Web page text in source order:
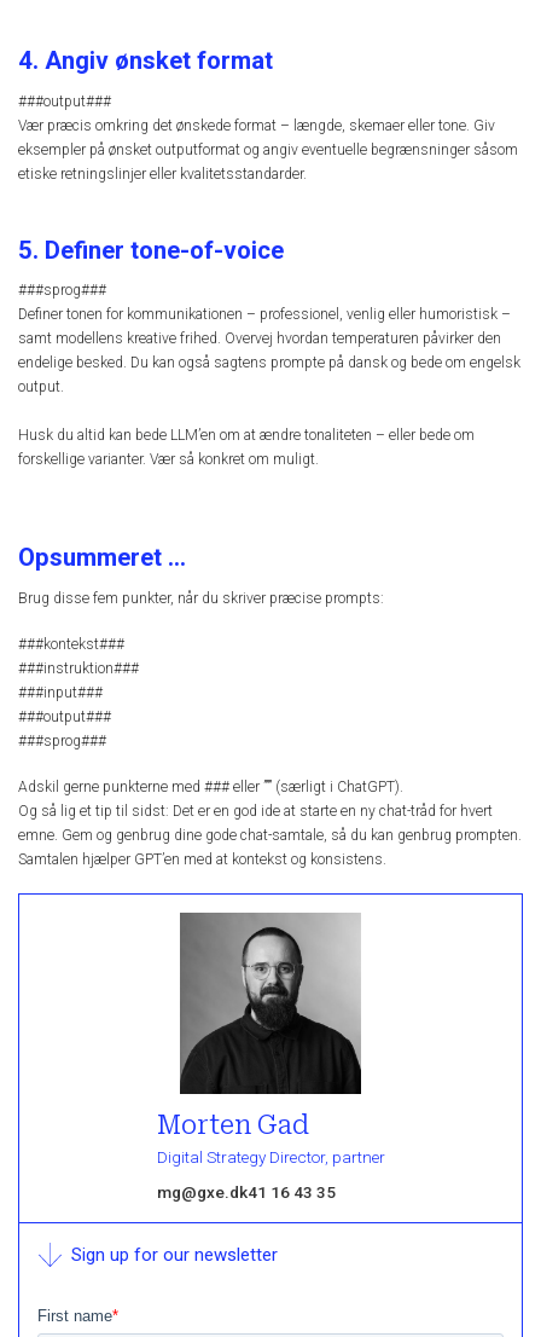
4. Angiv ønsket format
###output###
Vær præcis omkring det ønskede format – længde, skemaer eller tone. Giv
eksempler på ønsket outputformat og angiv eventuelle begrænsninger såsom
etiske retningslinjer eller kvalitetsstandarder.
5. Definer tone-of-voice
###sprog###
Definer tonen for kommunikationen – professionel, venlig eller humoristisk –
samt modellens kreative frihed. Overvej hvordan temperaturen påvirker den
endelige besked. Du kan også sagtens prompte på dansk og bede om engelsk
output.
Husk du altid kan bede LLM’en om at ændre tonaliteten – eller bede om
forskellige varianter. Vær så konkret om muligt.
Opsummeret …
Brug disse fem punkter, når du skriver præcise prompts:
###kontekst###
###instruktion###
###input###
###output###
###sprog###
Adskil gerne punkterne med ### eller ””” (særligt i ChatGPT).
Og så lig et tip til sidst: Det er en god ide at starte en ny chat-tråd for hvert
emne. Gem og genbrug dine gode chat-samtale, så du kan genbrug prompten.
Samtalen hjælper GPT’en med at kontekst og konsistens.
Morten Gad
Digital Strategy Director, partner
mg@gxe.dk41 16 43 35
Sign up for our newsletter